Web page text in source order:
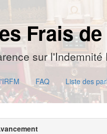
Frais
sur
FAQ Liste des